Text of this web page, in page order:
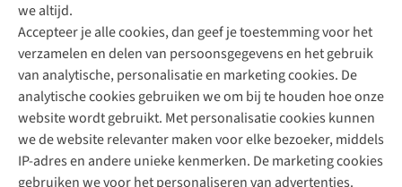
zesdaagse
tocht
door
“Klein
Zwitserland”,
met
haar
surrealistische
we altijd.
Accepteer je alle cookies, dan geef je toestemming voor het
verzamelen en delen van persoonsgegevens en het gebruik
van analytische, personalisatie en marketing cookies. De
analytische cookies gebruiken we om bij te houden hoe onze
website wordt gebruikt. Met personalisatie cookies kunnen
we de website relevanter maken voor elke bezoeker, middels
IP-adres en andere unieke kenmerken. De marketing cookies
gebruiken we voor het personaliseren van advertenties.